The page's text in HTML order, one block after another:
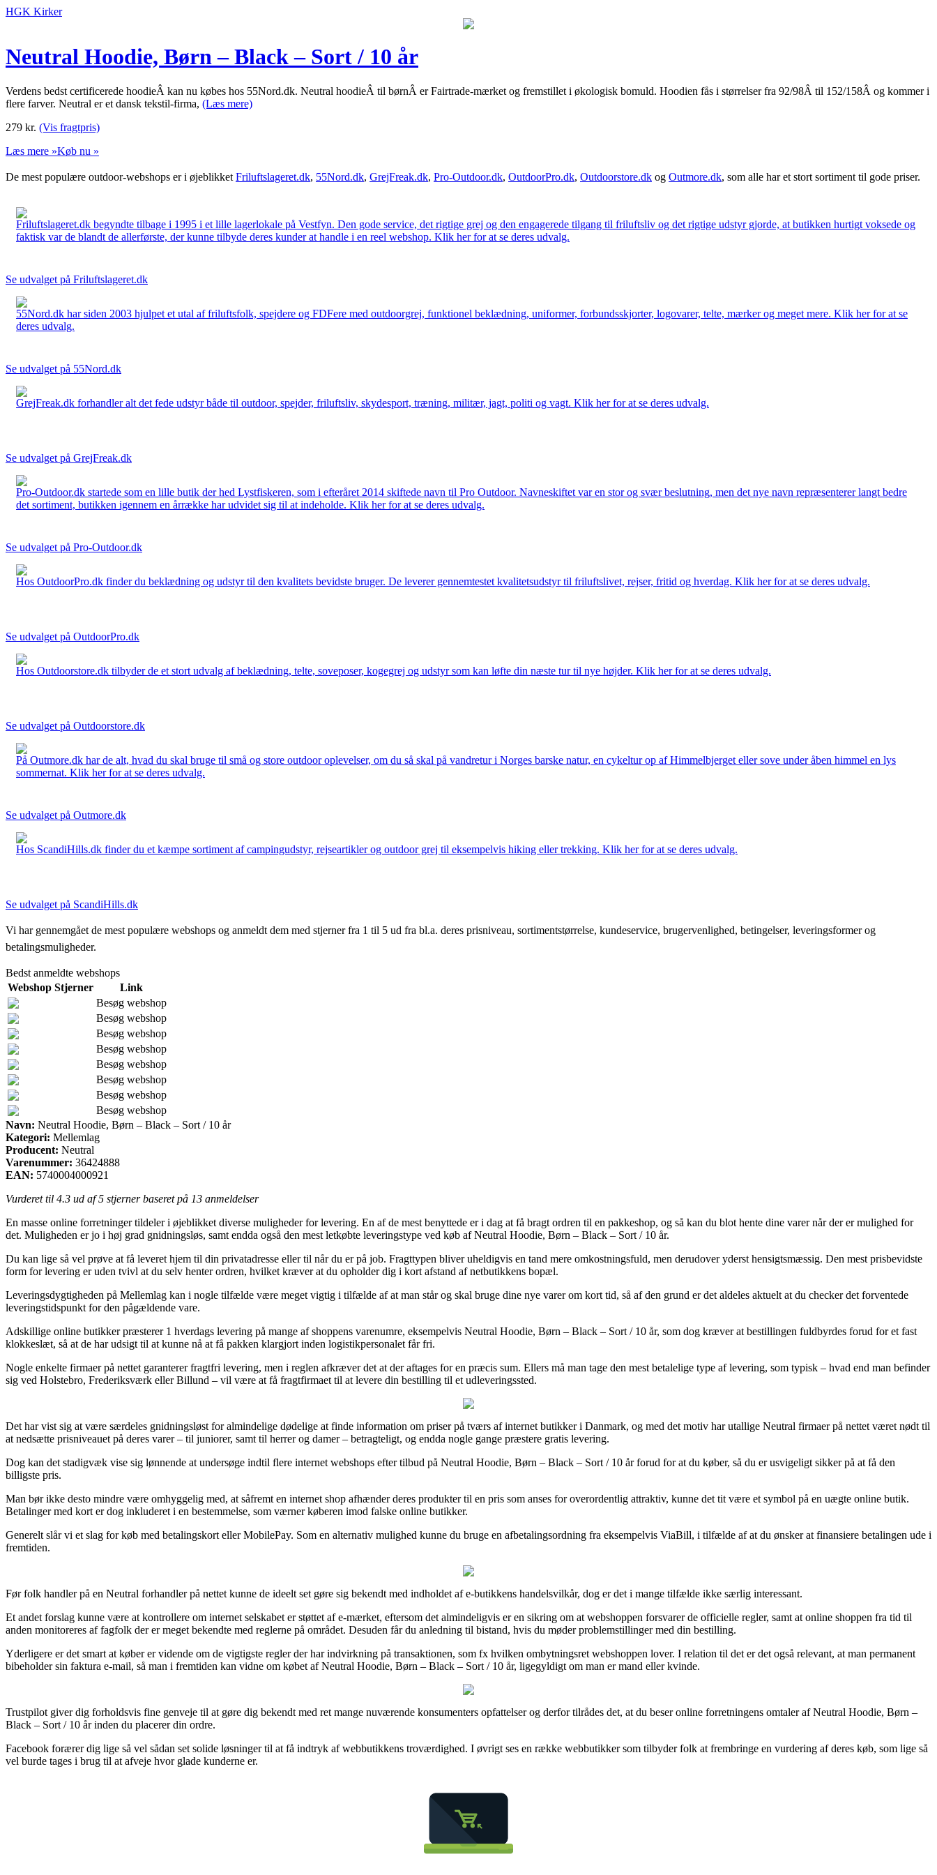
HGK Kirker
Neutral Hoodie, Børn – Black – Sort / 10 år
Verdens bedst certificerede hoodieÂ kan nu købes hos 55Nord.dk. Neutral hoodieÂ til børnÂ er Fairtrade-mærket og fremstillet i økologisk bomuld. Hoodien fås i størrelser fra 92/98Â til 152/158Â og kommer i
flere farver. Neutral er et dansk tekstil-firma, (Læs mere)
279 kr. (Vis fragtpris)
Læs mere »Køb nu »
De mest populære outdoor-webshops er i øjeblikket Friluftslageret.dk, 55Nord.dk, GrejFreak.dk, Pro-Outdoor.dk, OutdoorPro.dk, Outdoorstore.dk og Outmore.dk, som alle har et stort sortiment til gode priser.
Friluftslageret.dk begyndte tilbage i 1995 i et lille lagerlokale på Vestfyn. Den gode service, det rigtige grej og den engagerede tilgang til friluftsliv og det rigtige udstyr gjorde, at butikken hurtigt voksede og
faktisk var de blandt de allerførste, der kunne tilbyde deres kunder at handle i en reel webshop. Klik her for at se deres udvalg.
Se udvalget på Friluftslageret.dk
55Nord.dk har siden 2003 hjulpet et utal af friluftsfolk, spejdere og FDFere med outdoorgrej, funktionel beklædning, uniformer, forbundsskjorter, logovarer, telte, mærker og meget mere. Klik her for at se
deres udvalg.
Se udvalget på 55Nord.dk
GrejFreak.dk forhandler alt det fede udstyr både til outdoor, spejder, friluftsliv, skydesport, træning, militær, jagt, politi og vagt. Klik her for at se deres udvalg.
Se udvalget på GrejFreak.dk
Pro-Outdoor.dk startede som en lille butik der hed Lystfiskeren, som i efteråret 2014 skiftede navn til Pro Outdoor. Navneskiftet var en stor og svær beslutning, men det nye navn repræsenterer langt bedre
det sortiment, butikken igennem en årrække har udvidet sig til at indeholde. Klik her for at se deres udvalg.
Se udvalget på Pro-Outdoor.dk
Hos OutdoorPro.dk finder du beklædning og udstyr til den kvalitets bevidste bruger. De leverer gennemtestet kvalitetsudstyr til friluftslivet, rejser, fritid og hverdag. Klik her for at se deres udvalg.
Se udvalget på OutdoorPro.dk
Hos Outdoorstore.dk tilbyder de et stort udvalg af beklædning, telte, soveposer, kogegrej og udstyr som kan løfte din næste tur til nye højder. Klik her for at se deres udvalg.
Se udvalget på Outdoorstore.dk
På Outmore.dk har de alt, hvad du skal bruge til små og store outdoor oplevelser, om du så skal på vandretur i Norges barske natur, en cykeltur op af Himmelbjerget eller sove under åben himmel en lys
sommernat. Klik her for at se deres udvalg.
Se udvalget på Outmore.dk
Hos ScandiHills.dk finder du et kæmpe sortiment af campingudstyr, rejseartikler og outdoor grej til eksempelvis hiking eller trekking. Klik her for at se deres udvalg.
Se udvalget på ScandiHills.dk
Vi har gennemgået de mest populære webshops og anmeldt dem med stjerner fra 1 til 5 ud fra bl.a. deres prisniveau, sortimentstørrelse, kundeservice, brugervenlighed, betingelser, leveringsformer og
betalingsmuligheder.
Bedst anmeldte webshops
Webshop Stjerner
Link
Besøg webshop
Besøg webshop
Besøg webshop
Besøg webshop
Besøg webshop
Besøg webshop
Besøg webshop
Besøg webshop
Navn: Neutral Hoodie, Børn – Black – Sort / 10 år
Kategori: Mellemlag
Producent: Neutral
Varenummer: 36424888
EAN: 5740004000921
Vurderet til 4.3 ud af 5 stjerner baseret på 13 anmeldelser
En masse online forretninger tildeler i øjeblikket diverse muligheder for levering. En af de mest benyttede er i dag at få bragt ordren til en pakkeshop, og så kan du blot hente dine varer når der er mulighed for
det. Muligheden er jo i høj grad gnidningsløs, samt endda også den mest letkøbte leveringstype ved køb af Neutral Hoodie, Børn – Black – Sort / 10 år.
Du kan lige så vel prøve at få leveret hjem til din privatadresse eller til når du er på job. Fragttypen bliver uheldigvis en tand mere omkostningsfuld, men derudover yderst hensigtsmæssig. Den mest prisbevidste
form for levering er uden tvivl at du selv henter ordren, hvilket kræver at du opholder dig i kort afstand af netbutikkens bopæl.
Leveringsdygtigheden på Mellemlag kan i nogle tilfælde være meget vigtig i tilfælde af at man står og skal bruge dine nye varer om kort tid, så af den grund er det aldeles aktuelt at du checker det forventede
leveringstidspunkt for den pågældende vare.
Adskillige online butikker præsterer 1 hverdags levering på mange af shoppens varenumre, eksempelvis Neutral Hoodie, Børn – Black – Sort / 10 år, som dog kræver at bestillingen fuldbyrdes forud for et fast
klokkeslæt, så at de har udsigt til at kunne nå at få pakken klargjort inden logistikpersonalet får fri.
Nogle enkelte firmaer på nettet garanterer fragtfri levering, men i reglen afkræver det at der aftages for en præcis sum. Ellers må man tage den mest betalelige type af levering, som typisk – hvad end man befinder
sig ved Holstebro, Frederiksværk eller Billund – vil være at få fragtfirmaet til at levere din bestilling til et udleveringssted.
Det har vist sig at være særdeles gnidningsløst for almindelige dødelige at finde information om priser på tværs af internet butikker i Danmark, og med det motiv har utallige Neutral firmaer på nettet været nødt til
at nedsætte prisniveauet på deres varer – til juniorer, samt til herrer og damer – betragteligt, og endda nogle gange præstere gratis levering.
Dog kan det stadigvæk vise sig lønnende at undersøge indtil flere internet webshops efter tilbud på Neutral Hoodie, Børn – Black – Sort / 10 år forud for at du køber, så du er usvigeligt sikker på at få den
billigste pris.
Man bør ikke desto mindre være omhyggelig med, at såfremt en internet shop afhænder deres produkter til en pris som anses for overordentlig attraktiv, kunne det tit være et symbol på en uægte online butik.
Betalinger med kort er dog inkluderet i en bestemmelse, som værner køberen imod falske online butikker.
Generelt slår vi et slag for køb med betalingskort eller MobilePay. Som en alternativ mulighed kunne du bruge en afbetalingsordning fra eksempelvis ViaBill, i tilfælde af at du ønsker at finansiere betalingen ude i
fremtiden.
Før folk handler på en Neutral forhandler på nettet kunne de ideelt set gøre sig bekendt med indholdet af e-butikkens handelsvilkår, dog er det i mange tilfælde ikke særlig interessant.
Et andet forslag kunne være at kontrollere om internet selskabet er støttet af e-mærket, eftersom det almindeligvis er en sikring om at webshoppen forsvarer de officielle regler, samt at online shoppen fra tid til
anden monitoreres af fagfolk der er meget bekendte med reglerne på området. Desuden får du anledning til bistand, hvis du møder problemstillinger med din bestilling.
Yderligere er det smart at køber er vidende om de vigtigste regler der har indvirkning på transaktionen, som fx hvilken ombytningsret webshoppen lover. I relation til det er det også relevant, at man permanent
bibeholder sin faktura e-mail, så man i fremtiden kan vidne om købet af Neutral Hoodie, Børn – Black – Sort / 10 år, ligegyldigt om man er mand eller kvinde.
Trustpilot giver dig forholdsvis fine genveje til at gøre dig bekendt med ret mange nuværende konsumenters opfattelser og derfor tilrådes det, at du beser online forretningens omtaler af Neutral Hoodie, Børn –
Black – Sort / 10 år inden du placerer din ordre.
Facebook forærer dig lige så vel sådan set solide løsninger til at få indtryk af webbutikkens troværdighed. I øvrigt ses en række webbutikker som tilbyder folk at frembringe en vurdering af deres køb, som lige så
vel burde tages i brug til at afveje hvor glade kunderne er.